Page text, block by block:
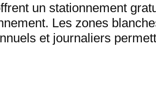
un stationnement
Les zones
et journaliers